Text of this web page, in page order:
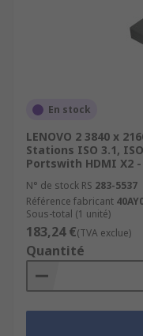
En stock
LENOVO 2 3840 x
Stations ISO 3.1,
Portswith HDMI X2 -
N° de stock RS 283-5537
Référence fabricant
Sous-total (1 unité)
183,24 €(TVA exclue)
Quantité